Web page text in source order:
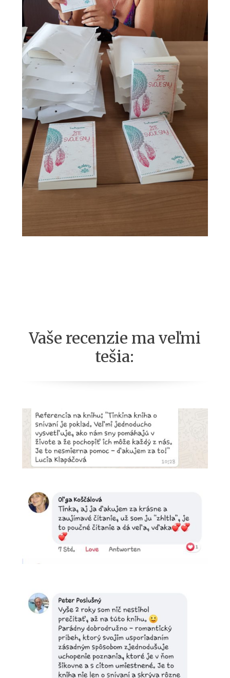
Vaše recenzie ma veľmi
tešia: